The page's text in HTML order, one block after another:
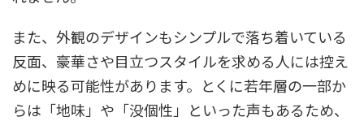
また、外観のデザインもシンプルで落ち着いている
反面、豪華さや目立つスタイルを求める人には控え
めに映る可能性があります。とくに若年層の一部か
らは「地味」や「没個性」といった声もあるため、